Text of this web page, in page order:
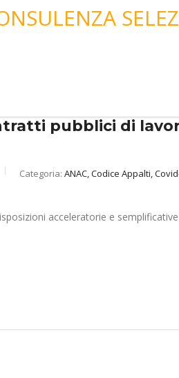
pubblici di
Categoria: ANAC, Codice Appalti,
acceleratorie e